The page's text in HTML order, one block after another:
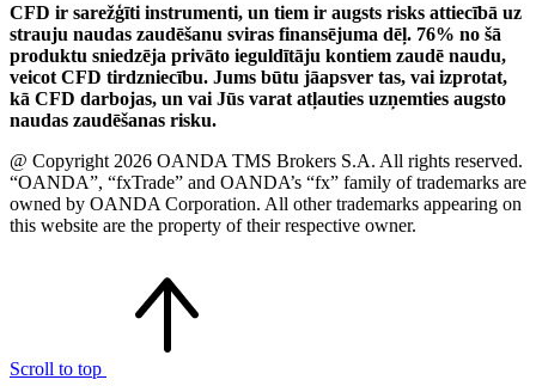
CFD ir sarežģīti instrumenti, un tiem ir augsts risks attiecībā uz
strauju naudas zaudēšanu sviras finansējuma dēļ. 76% no šā
produktu sniedzēja privāto ieguldītāju kontiem zaudē naudu,
veicot CFD tirdzniecību. Jums būtu jāapsver tas, vai izprotat,
kā CFD darbojas, un vai Jūs varat atļauties uzņemties augsto
naudas zaudēšanas risku.
@ Copyright 2026 OANDA TMS Brokers S.A. All rights reserved.
“OANDA”, “fxTrade” and OANDA’s “fx” family of trademarks are
owned by OANDA Corporation. All other trademarks appearing on
this website are the property of their respective owner.
Scroll to top